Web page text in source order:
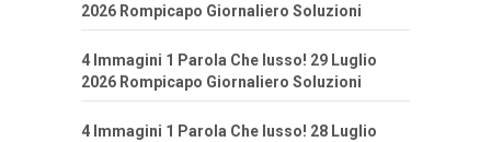
2026 Rompicapo Giornaliero Soluzioni
4 Immagini 1 Parola Che lusso! 29 Luglio
2026 Rompicapo Giornaliero Soluzioni
4 Immagini 1 Parola Che lusso! 28 Luglio